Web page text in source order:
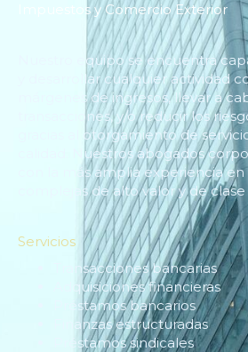
Impuestos y Comercio Exterior
Nuestro equipo se encuentra
y desarrollar cualquier actividad
márgenes de ingresos, llevar a
transacciones, y/o reducir los
gracias al otorgamiento de
calidad. Nuestros abogados
con la más amplia experiencia
complejas de alto valor y de
Servicios
Transacciones bancarias
Adquisiciones financieras
Préstamos bancarios
Finanzas estructuradas
Préstamos sindicales